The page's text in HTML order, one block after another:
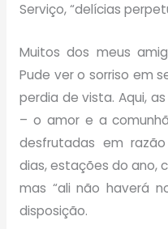
Serviço, “delícias
Muitos dos meus
Pude ver o sorriso em
perdia de vista. Aqui,
– o amor e a
desfrutadas em
dias, estações do ano,
mas “ali não haverá
disposição.